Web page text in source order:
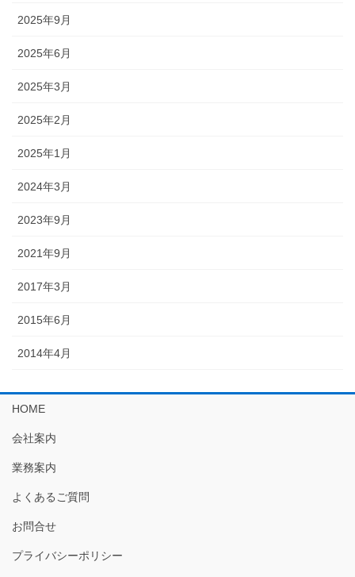
2025年9月
2025年6月
2025年3月
2025年2月
2025年1月
2024年3月
2023年9月
2021年9月
2017年3月
2015年6月
2014年4月
HOME
会社案内
業務案内
よくあるご質問
お問合せ
プライバシーポリシー